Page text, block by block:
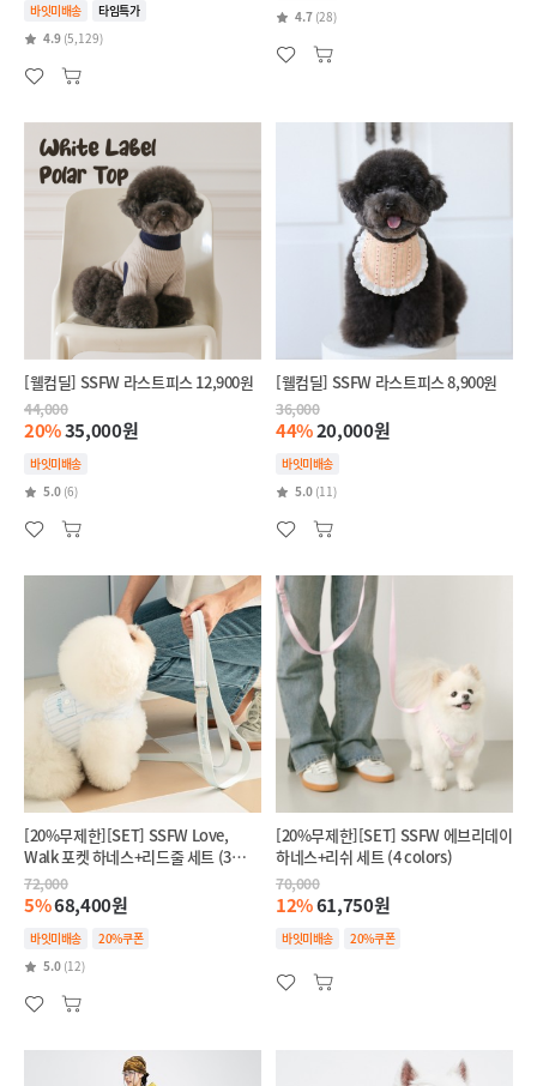
바잇미배송
타임특가
4.9 (5,129)
4.7 (28)
[웰컴딜] SSFW 라스트피스 12,900원
44,000
20%35,000원
바잇미배송
5.0 (6)
[웰컴딜] SSFW 라스트피스 8,900원
36,000
44%20,000원
바잇미배송
5.0 (11)
[20%무제한][SET] SSFW Love,
Walk 포켓 하네스+리드줄 세트 (3
colors)
72,000
5%68,400원
바잇미배송
20%쿠폰
5.0 (12)
[20%무제한][SET] SSFW 에브리데이
하네스+리쉬 세트 (4 colors)
70,000
12%61,750원
바잇미배송 20%쿠폰